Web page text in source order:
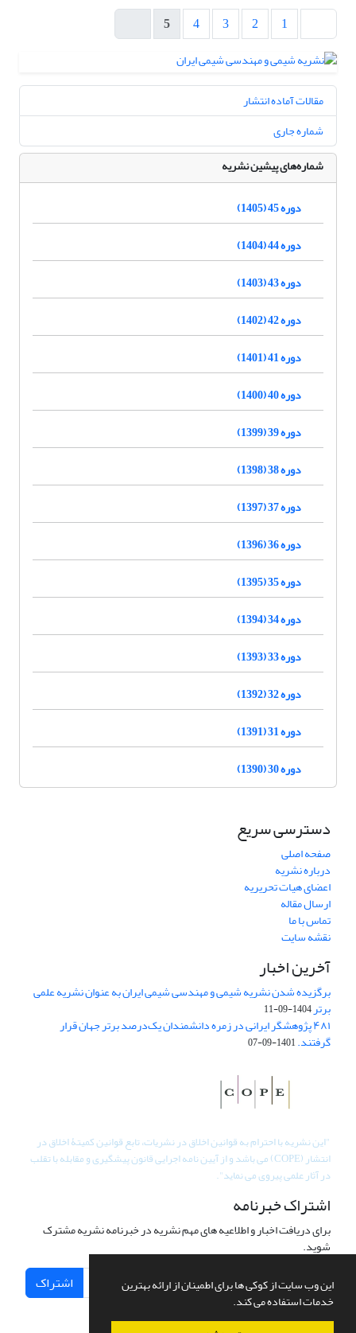
این وب سایت از کوکی ها برای اطمینان از ارائه بهترین
خدمات استفاده می کند.
1
2
3
4
5
مقالات آماده انتشار
شماره جاری
شماره‌های پیشین نشریه
دوره 45 (1405)
دوره 44 (1404)
دوره 43 (1403)
دوره 42 (1402)
دوره 41 (1401)
دوره 40 (1400)
دوره 39 (1399)
دوره 38 (1398)
دوره 37 (1397)
دوره 36 (1396)
دوره 35 (1395)
دوره 34 (1394)
دوره 33 (1393)
دوره 32 (1392)
دوره 31 (1391)
دوره 30 (1390)
دسترسی سریع
صفحه اصلی
درباره نشریه
اعضای هیات تحریریه
ارسال مقاله
تماس با ما
نقشه سایت
آخرین اخبار
برگزیده شدن نشریه شیمی و مهندسی شیمی ایران به عنوان نشریه علمی
برتر1404-09-11
۴۸۱ پژوهشگر ایرانی در زمره دانشمندان یک‌درصد برتر جهان قرار
گرفتند.1401-09-07
"این نشریه با احترام به قوانین اخلاق در نشریات، تابع قوانین کمیتۀ اخلاق در
انتشار (COPE) می باشد و از آیین نامه اجرایی قانون پیشگیری و مقابله با تقلب
در آثار علمی پیروی می نماید".
اشتراک خبرنامه
برای دریافت اخبار و اطلاعیه های مهم نشریه در خبرنامه نشریه مشترک
شوید.
اشتراک